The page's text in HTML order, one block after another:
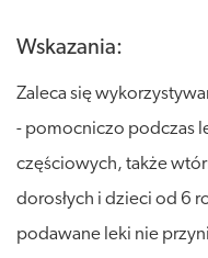
Wskazania:
Zaleca się
- pomocniczo podczas
częściowych, także
dorosłych i dzieci od 6
podawane leki nie